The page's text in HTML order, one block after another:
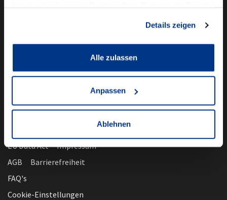
Details zeigen
Alle zulassen
Anpassen
Ablehnen
Autowelt Schmidt
News & Events
Ausbildung
EU Data Act
Impressum
AGB
Barrierefreiheit
FAQ's
Cookie-Einstellungen